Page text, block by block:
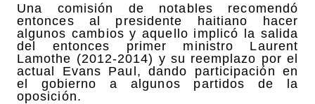
Una comisión de notables recomendó
entonces al presidente haitiano hacer
algunos cambios y aquello implicó la salida
del entonces primer ministro Laurent
Lamothe (2012-2014) y su reemplazo por el
actual Evans Paul, dando participación en
el gobierno a algunos partidos de la
oposición.